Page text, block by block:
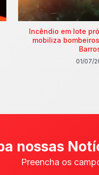
Incêndio em lote
mobiliza
01/07/
nossas
Preencha os